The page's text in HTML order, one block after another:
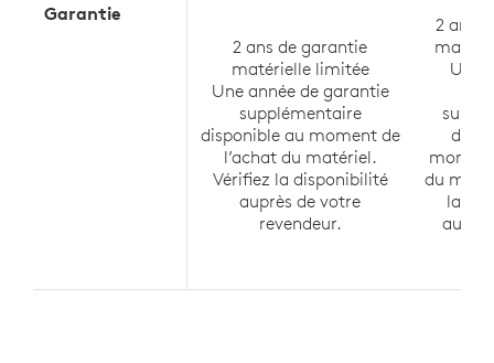
Garantie
2 ans de garantie
matérielle limitée
Une année de garantie
supplémentaire
disponible au moment de
l’achat du matériel.
Vérifiez la disponibilité
auprès de votre
revendeur.
2 ans
Une
du
la